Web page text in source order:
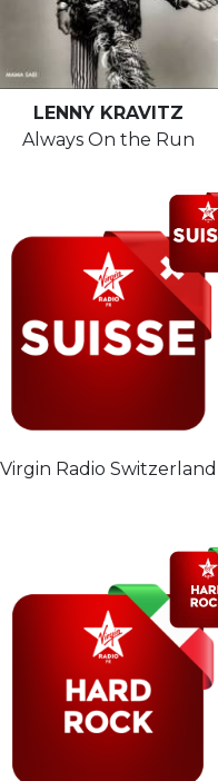
LENNY KRAVITZ
Always On the Run
Virgin Radio Switzerland